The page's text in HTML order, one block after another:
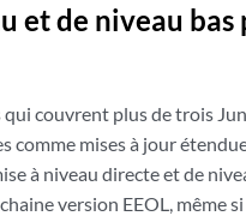
et de niveau bas
couvrent plus de trois
comme mises à jour
à niveau directe et de
version EEOL, même